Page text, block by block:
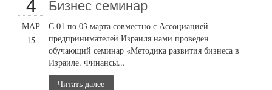
4
МАР
15
Бизнес семинар
С 01 по 03 марта совместно с Ассоциацией
предпринимателей Израиля нами проведен
обучающий семинар «Методика развития бизнеса в
Израиле. Финансы...
Читать далее